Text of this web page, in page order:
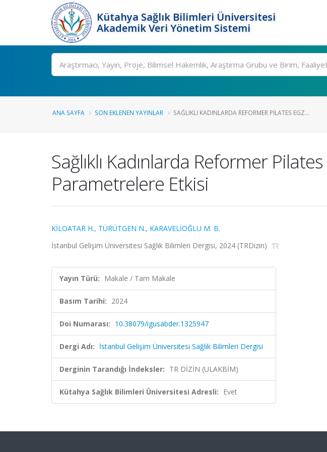
Kütahya Sağlık Bilimleri Üniversitesi
Akademik Veri Yönetim Sistemi
Ara
ANA SAYFA SON EKLENEN YAYINLAR SAĞLIKLI KADINLARDA REFORMER PILATES EGZ...
Sağlıklı Kadınlarda Reformer
Parametrelere Etkisi
KİLOATAR H., TÜRÜTGEN N., KARAVELİOĞLU M. B.
İstanbul Gelişim Üniversitesi Sağlık Bilimleri Dergisi, 2024 (TRDizin)
Yayın Türü: Makale / Tam Makale
Basım Tarihi: 2024
Doi Numarası: 10.38079/igusabder.1325947
Dergi Adı: İstanbul Gelişim Üniversitesi Sağlık Bilimleri Dergisi
Derginin Tarandığı İndeksler: TR DİZİN (ULAKBİM)
Kütahya Sağlık Bilimleri Üniversitesi Adresli: Evet